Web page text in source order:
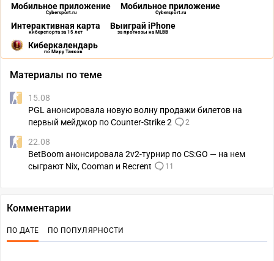
Мобильное приложение
Cybersport.ru
Мобильное приложение
Cybersport.ru
Интерактивная карта
киберспорта за 15 лет
Выиграй iPhone
за прогнозы на MLBB
Киберкалендарь
по Миру Танков
Материалы по теме
15.08
PGL анонсировала новую волну продажи билетов на
первый мейджор по Counter-Strike 2
2
22.08
BetBoom анонсировала 2v2-турнир по CS:GO — на нем
сыграют Nix, Cooman и Recrent
11
Комментарии
ПО ДАТЕ ПО ПОПУЛЯРНОСТИ